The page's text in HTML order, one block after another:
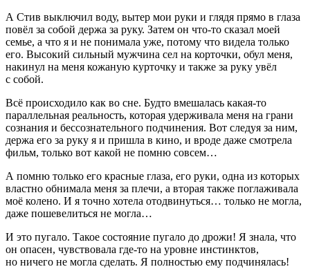
А Стив выключил воду, вытер мои руки и глядя прямо в глаза
повёл за собой держа за руку. Затем он что-то сказал моей
семье, а что я и не понимала уже, потому что видела только
его. Высокий сильный мужчина сел на корточки, обул меня,
накинул на меня кожаную курточку и также за руку увёл
с собой.
Всё происходило как во сне. Будто вмешалась какая-то
параллельная реальность, которая удерживала меня на грани
сознания и бессознательного подчинения. Вот следуя за ним,
держа его за руку я и пришла в кино, и вроде даже смотрела
фильм, только вот какой не помню совсем…
А помню только его красные глаза, его руки, одна из которых
властно обнимала меня за плечи, а вторая также поглаживала
моё колено. И я точно хотела отодвинуться… только не могла,
даже пошевелиться не могла…
И это пугало. Такое состояние пугало до дрожи! Я знала, что
он опасен, чувствовала где-то на уровне инстинктов,
но ничего не могла сделать. Я полностью ему подчинялась!